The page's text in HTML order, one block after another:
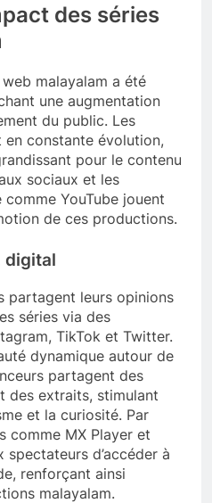
des séries
malayalam a été
une augmentation
du public. Les
en constante évolution,
pour le contenu
sociaux et les
YouTube jouent
de ces productions.
digital
partagent leurs opinions
séries via des
TikTok et Twitter.
dynamique autour de
partagent des
des extraits, stimulant
et la curiosité. Par
comme MX Player et
d’accéder à
renforçant ainsi
malayalam.